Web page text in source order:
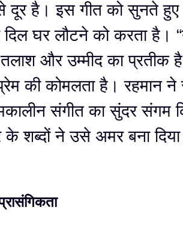
दूर है। इस गीत को सुनते
घर लौटने को करता है।
और उम्मीद का प्रतीक
की कोमलता है। रहमान ने
संगीत का सुंदर संगम
शब्दों ने उसे अमर बना